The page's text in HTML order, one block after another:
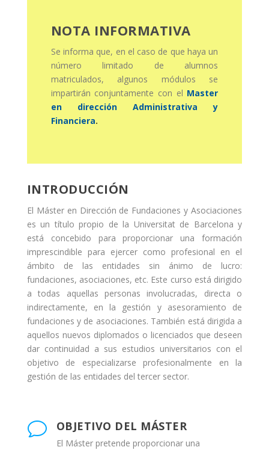
NOTA INFORMATIVA
Se informa que, en el caso de que haya un
número limitado de alumnos
matriculados, algunos módulos se
impartirán conjuntamente con el Master
en dirección Administrativa y
Financiera.
INTRODUCCIÓN
El Máster en Dirección de Fundaciones y Asociaciones
es un título propio de la Universitat de Barcelona y
está concebido para proporcionar una formación
imprescindible para ejercer como profesional en el
ámbito de las entidades sin ánimo de lucro:
fundaciones, asociaciones, etc. Este curso está dirigido
a todas aquellas personas involucradas, directa o
indirectamente, en la gestión y asesoramiento de
fundaciones y de asociaciones. También está dirigida a
aquellos nuevos diplomados o licenciados que deseen
dar continuidad a sus estudios universitarios con el
objetivo de especializarse profesionalmente en la
gestión de las entidades del tercer sector.
v OBJETIVO DEL MÁSTER
El Máster pretende proporcionar una